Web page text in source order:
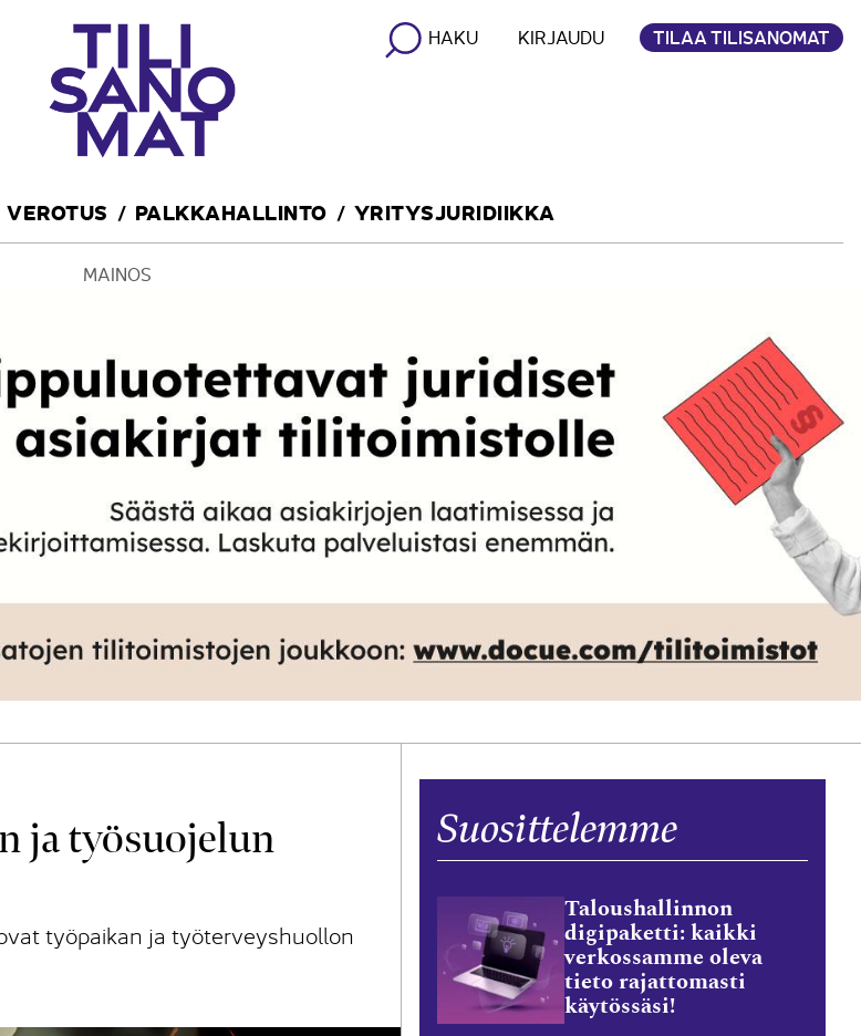
HAKU KIRJAUDU TILAA TILISANOMAT
VEROTUS PALKKAHALLINTO YRITYSJURIDIIKKA
MAINOS
ja työsuojelun
työpaikan ja työterveyshuollon
Suosittelemme
Taloushallinnon
digipaketti: kaikki
verkossamme oleva
tieto rajattomasti
käytössäsi!